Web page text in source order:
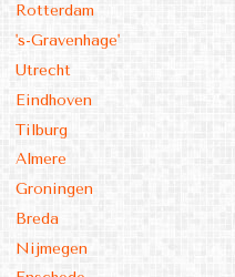
Rotterdam
's-Gravenhage'
Utrecht
Eindhoven
Tilburg
Almere
Groningen
Breda
Nijmegen